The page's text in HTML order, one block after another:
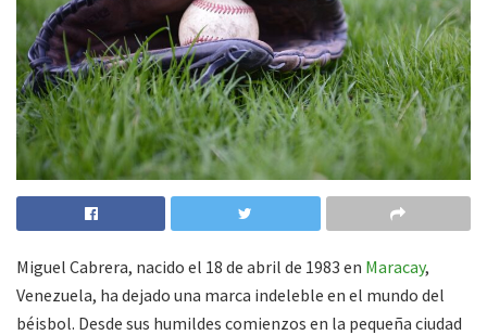
Miguel Cabrera, nacido el 18 de abril de 1983 en Maracay,
Venezuela, ha dejado una marca indeleble en el mundo del
béisbol. Desde sus humildes comienzos en la pequeña ciudad